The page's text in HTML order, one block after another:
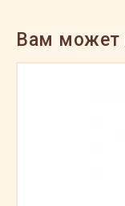
Вам может